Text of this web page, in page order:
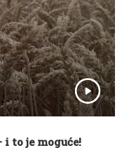
to je moguće!